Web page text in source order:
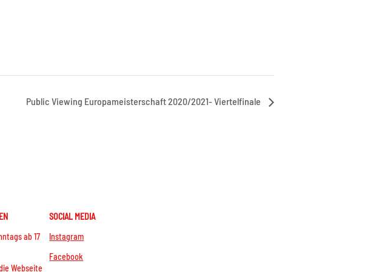
Public Viewing Europameisterschaft 2020/2021- Viertelfinale
ab 17
Webseite
SOCIAL MEDIA
Instagram
Facebook